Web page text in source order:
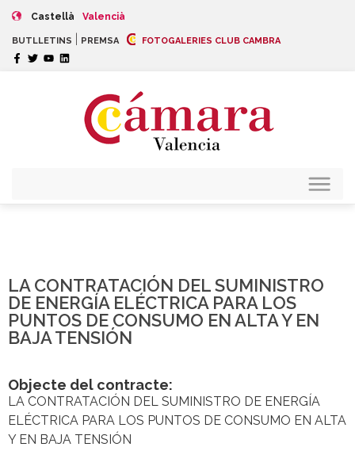
Castellà Valencià
BUTLLETINS PREMSA FOTOGALERIES CLUB CAMBRA
LA CONTRATACIÓN DEL SUMINISTRO
DE ENERGÍA ELÉCTRICA PARA LOS
PUNTOS DE CONSUMO EN ALTA Y EN
BAJA TENSIÓN
Objecte del contracte:
LA CONTRATACIÓN DEL SUMINISTRO DE ENERGÍA
ELÉCTRICA PARA LOS PUNTOS DE CONSUMO EN ALTA
Y EN BAJA TENSIÓN